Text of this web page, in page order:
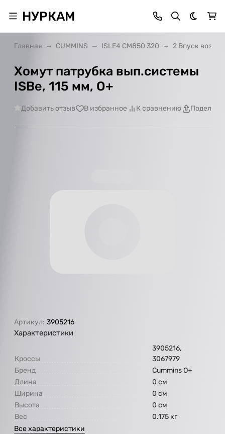
НУРКАМ Темная
Главная CUMMINS ISLE4 CM850 320 2 Впуск
Хомут патрубка вып.системы
ISBe, 115 мм, О+
Добавить отзыв В избранное К сравнению
Артикул: 3905216
Характеристики
Кроссы
3905216,
3067979
Бренд
Cummins O+
Длина
0 см
Ширина
0 см
Высота
0 см
Вес
0.175 кг
Все характеристики